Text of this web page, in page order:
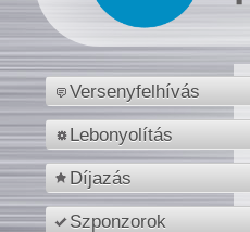
Versenyfelhívás
Lebonyolítás
Díjazás
Szponzorok